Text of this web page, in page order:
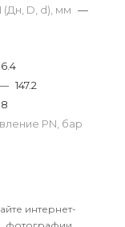
D, d), мм —
147.2
PN, бар
интернет-